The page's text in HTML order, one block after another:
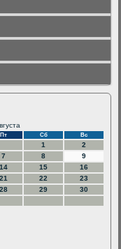
Пт Сб Вс
1
2
7 8
9
14 15
16
21 22
23
28 29
30